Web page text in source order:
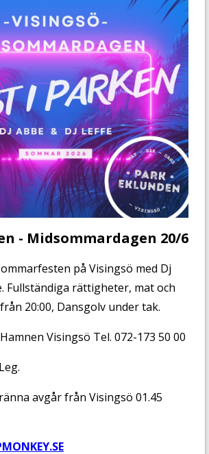
- Midsommardagen 20/6
på Visingsö med Dj
Fullständiga rättigheter, mat och
20:00, Dansgolv under tak.
Visingsö Tel. 072-173 50 00
avgår från Visingsö 01.45